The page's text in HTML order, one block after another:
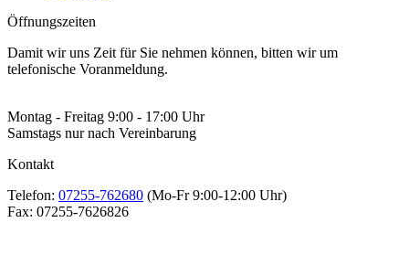
Öffnungszeiten
Damit wir uns Zeit für Sie nehmen können, bitten wir um
telefonische Voranmeldung.
Montag - Freitag 9:00 - 17:00 Uhr
Samstags nur nach Vereinbarung
Kontakt
Telefon: 07255-762680 (Mo-Fr 9:00-12:00 Uhr)
Fax: 07255-7626826